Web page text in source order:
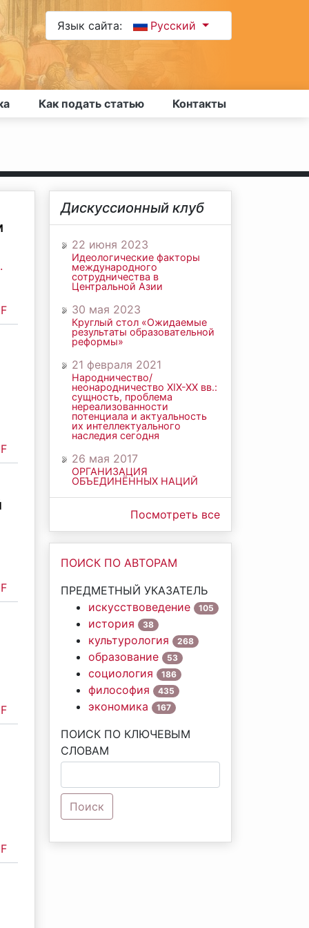
Язык сайта: Русский
Как подать статью Контакты
Дискуссионный клуб
22 июня 2023
Идеологические факторы
международного
сотрудничества в
Центральной Азии
30 мая 2023
Круглый стол «Ожидаемые
результаты образовательной
реформы»
21 февраля 2021
Народничество/
неонародничество ХIХ-ХХ вв.:
сущность, проблема
нереализованности
потенциала и актуальность
их интеллектуального
наследия сегодня
26 мая 2017
ОРГАНИЗАЦИЯ
ОБЪЕДИНЁННЫХ НАЦИЙ
Посмотреть все
ПОИСК ПО АВТОРАМ
ПРЕДМЕТНЫЙ УКАЗАТЕЛЬ
искусствоведение
105
история 38
культурология 268
образование 53
социология 186
философия 435
экономика 167
ПОИСК ПО КЛЮЧЕВЫМ
СЛОВАМ
Поиск